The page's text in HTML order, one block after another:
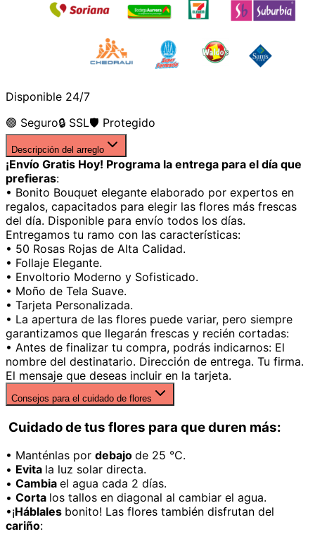
Disponible 24/7
🟢 Seguro🔒 SSL🛡️ Protegido
Descripción del arreglo
¡Envío Gratis Hoy! Programa la entrega para el día que
prefieras:
• Bonito Bouquet elegante elaborado por expertos en
regalos, capacitados para elegir las flores más frescas
del día. Disponible para envío todos los días.
Entregamos tu ramo con las características:
• 50 Rosas Rojas de Alta Calidad.
• Follaje Elegante.
• Envoltorio Moderno y Sofisticado.
• Moño de Tela Suave.
• Tarjeta Personalizada.
• La apertura de las flores puede variar, pero siempre
garantizamos que llegarán frescas y recién cortadas:
• Antes de finalizar tu compra, podrás indicarnos: El
nombre del destinatario. Dirección de entrega. Tu firma.
El mensaje que deseas incluir en la tarjeta.
Consejos para el cuidado de flores
Cuidado de tus flores para que duren más:
• Manténlas por debajo de 25 °C.
• Evita la luz solar directa.
• Cambia el agua cada 2 días.
• Corta los tallos en diagonal al cambiar el agua.
•¡Háblales bonito! Las flores también disfrutan del
cariño: